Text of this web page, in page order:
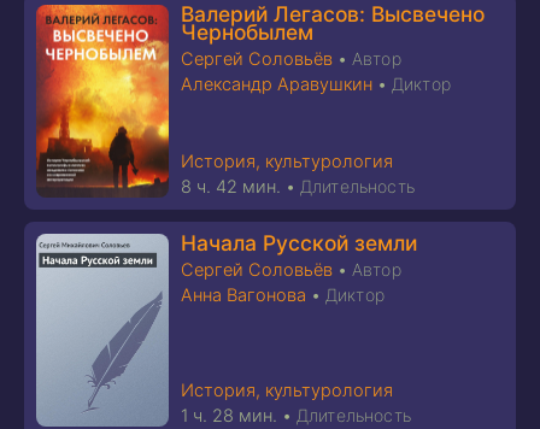
Валерий Легасов: Высвечено
Чернобылем
Сергей Соловьёв • Автор
Александр Аравушкин • Диктор
История, культурология
8 ч. 42 мин. • Длительность
Начала Русской земли
Сергей Соловьёв • Автор
Анна Вагонова • Диктор
История, культурология
1 ч. 28 мин. • Длительность